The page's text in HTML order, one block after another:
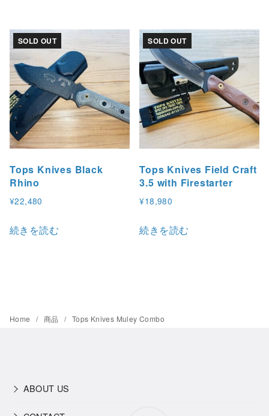
SOLD OUT
Tops Knives Black
Rhino
¥22,480
続きを読む
SOLD OUT
Tops Knives Field Craft
3.5 with Firestarter
¥18,980
続きを読む
Home 商品 Tops Knives Muley Combo
ABOUT US